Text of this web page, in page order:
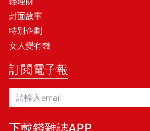
封面故事
特別企劃
女人變有錢
訂閱電子報